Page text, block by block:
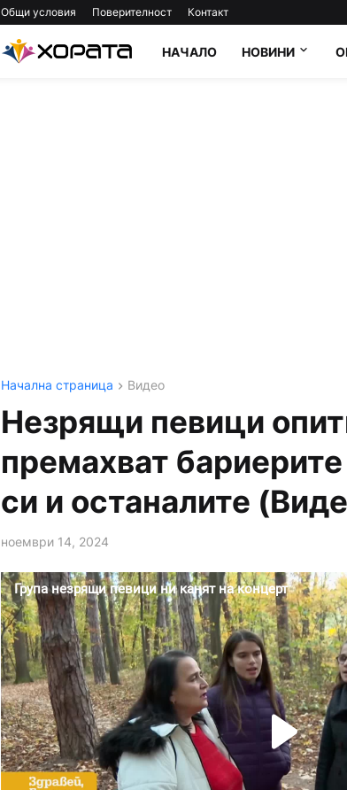
Общи условия Поверителност Контакт
НАЧАЛО НОВИНИ
Начална страница Видео
Незрящи певици
премахват
си и останалите
ноември 14, 2024